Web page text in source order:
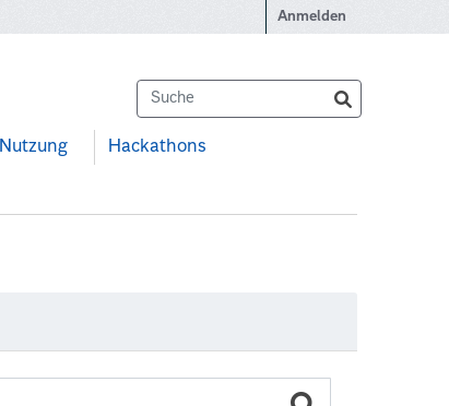
Anmelden
Nutzung Hackathons